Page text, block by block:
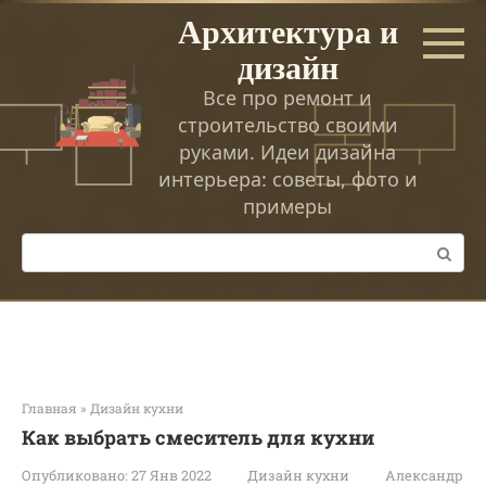
Перейти
Архитектура и
дизайн
Все про ремонт и
строительство своими
руками. Идеи дизайна
интерьера: советы, фото и
примеры
Поиск:
Главная » Дизайн кухни
Как выбрать смеситель для кухни
Опубликовано: 27 Янв 2022 Дизайн кухни Александр